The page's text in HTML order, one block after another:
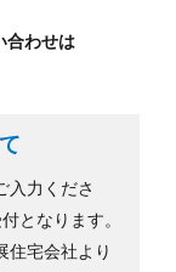
合わせは
入力くださ
となります。
住宅会社より